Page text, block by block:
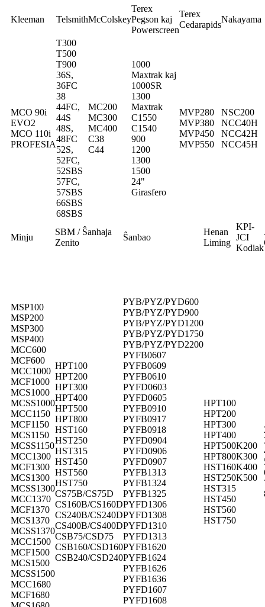
Kleeman TelsmithMcColskey
Terex
Pegson kaj
Powerscreen
Terex
Cedarapids
Nakayama
MCO 90i
EVO2
MCO 110i
PROFESIA
T300
T500
T900
36S,
36FC
38
44FC,
44S
48S,
48FC
52S,
52FC,
52SBS
57FC,
57SBS
66SBS
68SBS
MC200
MC300
MC400
C38
C44
1000
Maxtrak kaj
1000SR
1300
Maxtrak
C1550
C1540
900
1200
1300
1500
24"
Girasfero
MVP280
MVP380
MVP450
MVP550
NSC200
NCC40H
NCC42H
NCC45H
Minju
SBM / Ŝanhaja
Zenito
Ŝanbao
Henan
Liming
KPI-
JCI
Kodiak
MSP100
MSP200
MSP300
MSP400
MCC600
MCF600
MCC1000
MCF1000
MCS1000
MCSS1000
MCC1150
MCF1150
MCS1150
MCSS1150
MCC1300
MCF1300
MCS1300
MCSS1300
MCC1370
MCF1370
MCS1370
MCSS1370
MCC1500
MCF1500
MCS1500
MCSS1500
MCC1680
MCF1680
HPT100
HPT200
HPT300
HPT400
HPT500
HPT800
HST160
HST250
HST315
HST450
HST560
HST750
CS75B/CS75D
CS160B/CS160D
CS240B/CS240D
CS400B/CS400D
CSB75/CSD75
CSB160/CSD160
CSB240/CSD240
PYB/PYZ/PYD600
PYB/PYZ/PYD900
PYB/PYZ/PYD1200
PYB/PYZ/PYD1750
PYB/PYZ/PYD2200
PYFB0607
PYFB0609
PYFB0610
PYFD0603
PYFD0605
PYFB0910
PYFB0917
PYFB0918
PYFD0904
PYFD0906
PYFD0907
PYFB1313
PYFB1324
PYFB1325
PYFD1306
PYFD1308
PYFD1310
PYFD1313
PYFB1620
PYFB1624
PYFB1626
PYFB1636
PYFD1607
PYFD1608
HPT100
HPT200
HPT300
HPT400
HPT500
HPT800
HST160
HST250
HST315
HST450
HST560
HST750
K200
K300
K400
K500